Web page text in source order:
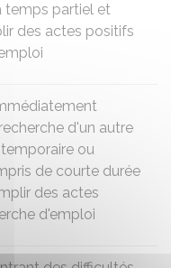
temps partiel et
des actes positifs
d'un autre
ou
de courte durée
des actes
d'emploi